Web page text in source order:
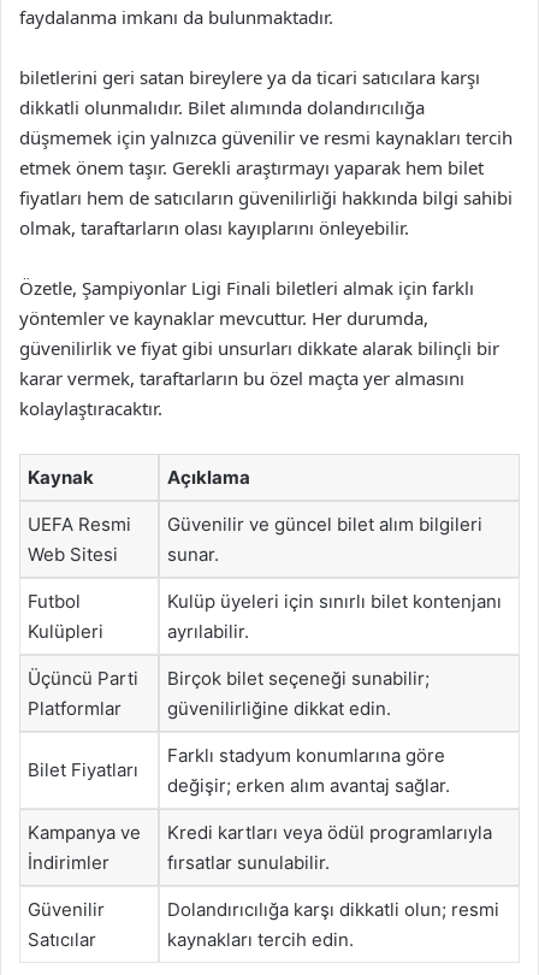
faydalanma imkanı da bulunmaktadır.
biletlerini geri satan bireylere ya da ticari satıcılara karşı
dikkatli olunmalıdır. Bilet alımında dolandırıcılığa
düşmemek için yalnızca güvenilir ve resmi kaynakları tercih
etmek önem taşır. Gerekli araştırmayı yaparak hem bilet
fiyatları hem de satıcıların güvenilirliği hakkında bilgi sahibi
olmak, taraftarların olası kayıplarını önleyebilir.
Özetle, Şampiyonlar Ligi Finali biletleri almak için farklı
yöntemler ve kaynaklar mevcuttur. Her durumda,
güvenilirlik ve fiyat gibi unsurları dikkate alarak bilinçli bir
karar vermek, taraftarların bu özel maçta yer almasını
kolaylaştıracaktır.
Kaynak Açıklama
UEFA Resmi
Web Sitesi
Güvenilir ve güncel bilet alım bilgileri
sunar.
Futbol
Kulüpleri
Kulüp üyeleri için sınırlı bilet kontenjanı
ayrılabilir.
Üçüncü Parti
Platformlar
Birçok bilet seçeneği sunabilir;
güvenilirliğine dikkat edin.
Bilet Fiyatları
Farklı stadyum konumlarına göre
değişir; erken alım avantaj sağlar.
Kampanya ve
İndirimler
Kredi kartları veya ödül programlarıyla
fırsatlar sunulabilir.
Güvenilir
Satıcılar
Dolandırıcılığa karşı dikkatli olun; resmi
kaynakları tercih edin.